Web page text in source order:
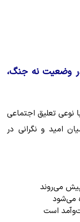
وضعیت نه جنگ،
نوعی تعلیق اجتماعی
امید و نگرانی در
می‌روند
می‌شود
است